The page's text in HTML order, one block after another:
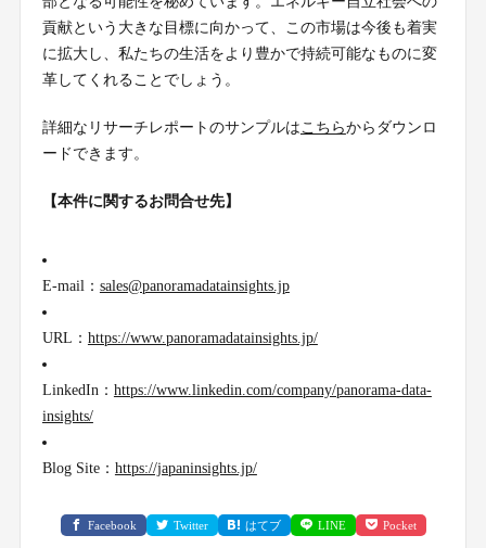
貢献という大きな目標に向かって、この市場は今後も着実
に拡大し、私たちの生活をより豊かで持続可能なものに変
革してくれることでしょう。
詳細なリサーチレポートのサンプルは こちらからダウンロ
ードできます。
【本件に関するお問合せ先】
E-mail： sales@panoramadatainsights.jp
URL： https://www.panoramadatainsights.jp/
LinkedIn： https://www.linkedin.com/company/panorama-data-
insights/
Blog Site： https://japaninsights.jp/
Facebook Twitter はてブ LINE Pocket